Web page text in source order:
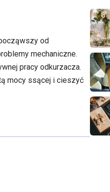
od
mechaniczne.
pracy odkurzacza.
mocy ssącej i cieszyć